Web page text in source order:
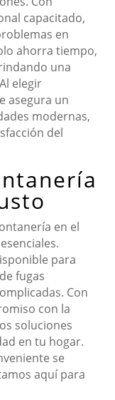
capacitado,
en
ahorra tiempo,
una
elegir
asegura un
modernas,
del
en el
para
fugas
Con
con la
soluciones
en tu hogar.
se
aquí para